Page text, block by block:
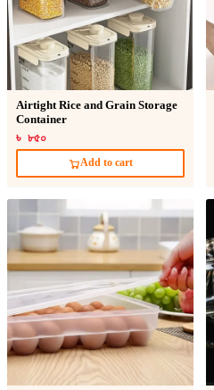
Airtight Rice and Grain Storage
Container
৳ ৮৫০
Add to cart